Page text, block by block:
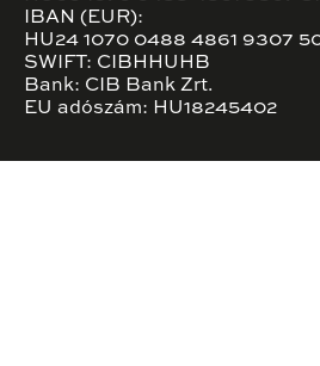
IBAN (EUR):
HU24 1070 0488 4861 9307
SWIFT: CIBHHUHB
Bank: CIB Bank Zrt.
EU adószám: HU18245402